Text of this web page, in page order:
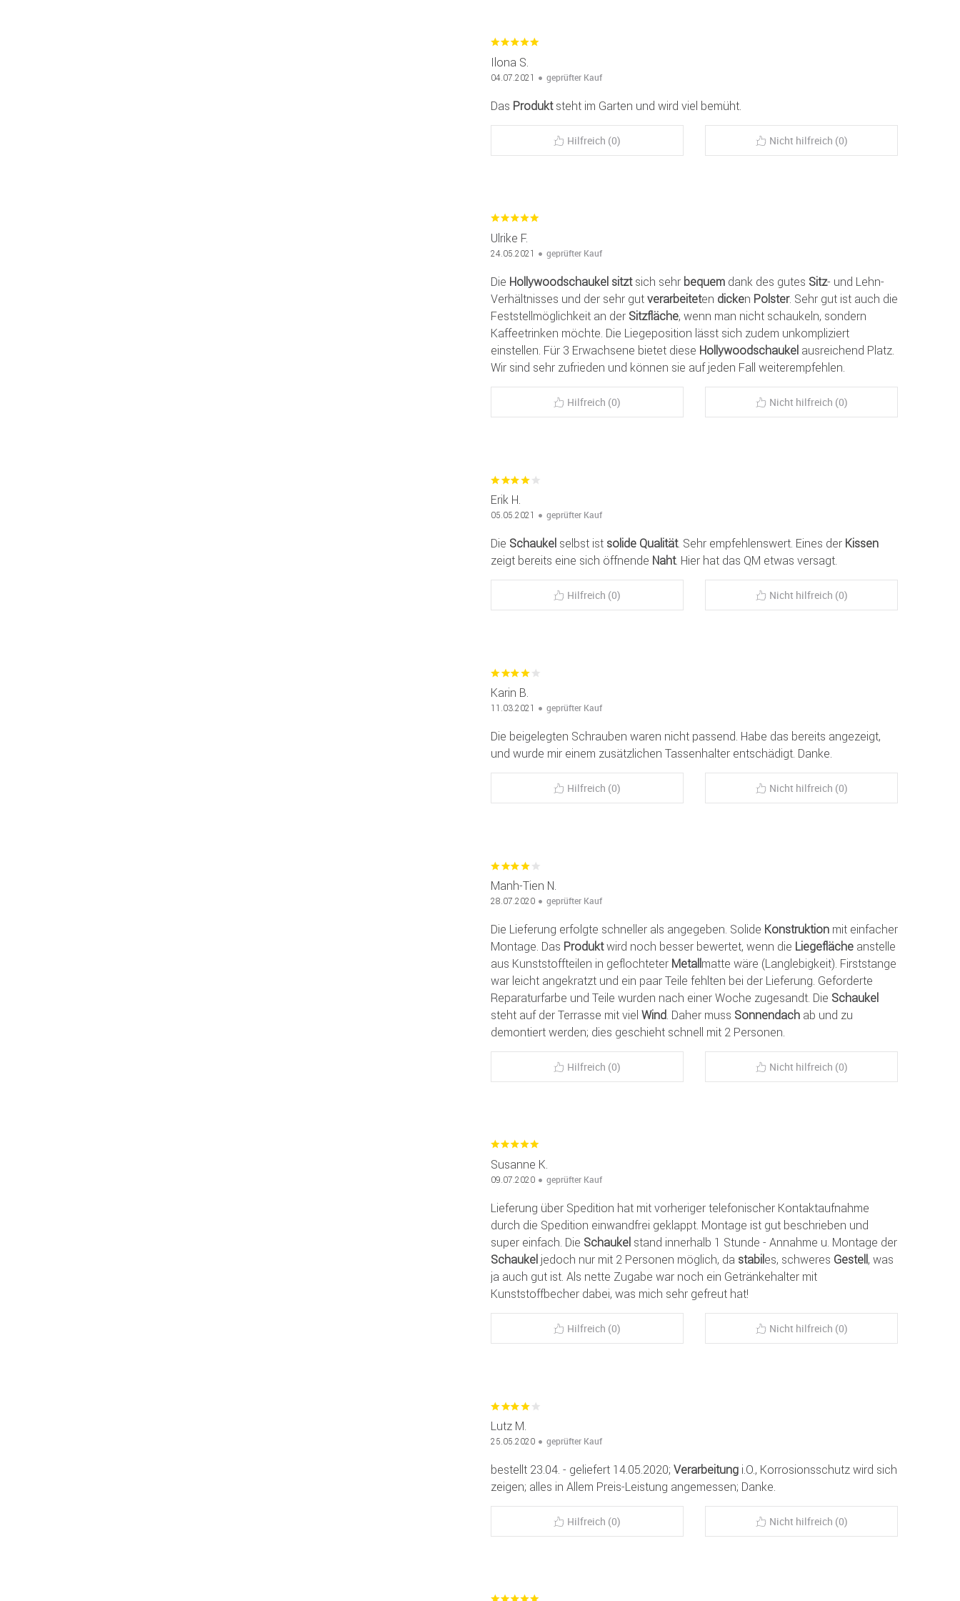
Ilona S.
04.07.2021 geprüfter Kauf
Das Produktsteht im Garten und wird viel bemüht.
Hilfreich (0) Nicht hilfreich (0)
Ulrike F.
24.05.2021 geprüfter Kauf
Die Hollywoodschaukel sitztsich sehr bequem dank des gutes Sitz- und Lehn-
Verhältnisses und der sehr gut verarbeiteten dicken Polster. Sehr gut ist auch die
Feststellmöglichkeit an der Sitzfläche, wenn man nicht schaukeln, sondern
Kaffeetrinken möchte. Die Liegeposition lässt sich zudem unkompliziert
einstellen. Für 3 Erwachsene bietet diese Hollywoodschaukel ausreichend Platz.
Wir sind sehr zufrieden und können sie auf jeden Fall weiterempfehlen.
Hilfreich (0) Nicht hilfreich (0)
Erik H.
05.05.2021 geprüfter Kauf
Die Schaukel selbst ist solide Qualität. Sehr empfehlenswert. Eines der Kissen
zeigt bereits eine sich öffnende Naht. Hier hat das QM etwas versagt.
Hilfreich (0) Nicht hilfreich (0)
Karin B.
11.03.2021 geprüfter Kauf
Die beigelegten Schrauben waren nicht passend. Habe das bereits angezeigt,
und wurde mir einem zusätzlichen Tassenhalter entschädigt. Danke.
Hilfreich (0) Nicht hilfreich (0)
Manh-Tien N.
28.07.2020 geprüfter Kauf
Die Lieferung erfolgte schneller als angegeben. Solide Konstruktion mit einfacher
Montage. Das Produktwird noch besser bewertet, wenn die Liegefläche anstelle
aus Kunststoffteilen in geflochteter Metallmatte wäre (Langlebigkeit). Firststange
war leicht angekratzt und ein paar Teile fehlten bei der Lieferung. Geforderte
Reparaturfarbe und Teile wurden nach einer Woche zugesandt. Die Schaukel
steht auf der Terrasse mit viel Wind . Daher muss Sonnendach ab und zu
demontiert werden; dies geschieht schnell mit 2 Personen.
Hilfreich (0) Nicht hilfreich (0)
Susanne K.
09.07.2020 geprüfter Kauf
Lieferung über Spedition hat mit vorheriger telefonischer Kontaktaufnahme
durch die Spedition einwandfrei geklappt. Montage ist gut beschrieben und
super einfach. Die Schaukel stand innerhalb 1 Stunde - Annahme u. Montage der
Schaukel jedoch nur mit 2 Personen möglich, da stabiles, schweres Gestell, was
ja auch gut ist. Als nette Zugabe war noch ein Getränkehalter mit
Kunststoffbecher dabei, was mich sehr gefreut hat!
Hilfreich (0) Nicht hilfreich (0)
Lutz M.
25.05.2020 geprüfter Kauf
bestellt 23.04. - geliefert 14.05.2020; Verarbeitung i.O., Korrosionsschutz wird sich
zeigen; alles in Allem Preis-Leistung angemessen; Danke.
Hilfreich (0) Nicht hilfreich (0)